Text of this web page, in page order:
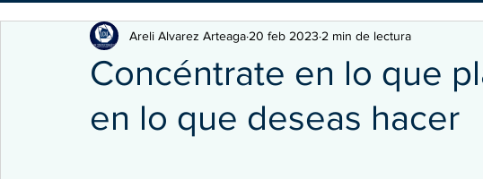
Last Planner System VDC IPD Lean LPDS
Construcción
Concéntrate en lo que
en lo que deseas hacer
Areli Alvarez Arteaga 20 feb 2023 2 min de lectura